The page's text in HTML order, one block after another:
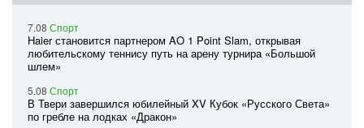
7.08 Спорт
Haier становится партнером AO 1 Point Slam, открывая
любительскому теннису путь на арену турнира «Большой
шлем»
5.08 Спорт
В Твери завершился юбилейный XV Кубок «Русского Света»
по гребле на лодках «Дракон»